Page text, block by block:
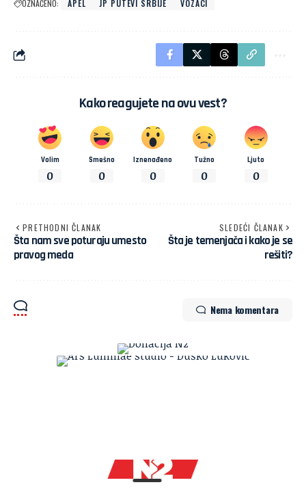
OZNAČENO: APEL JP PUTEVI SRBIJE VOZACI
Kako reagujete na ovu vest?
Volim
0
Smešno
0
Iznenađeno
0
Tužno
0
Ljuto
0
PRETHODNI ČLANAK
Šta nam sve poturaju umesto
pravog meda
SLEDEĆI ČLANAK
Šta je temenjača i kako je se
rešiti?
Nema komentara